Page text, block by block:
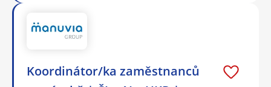
Koordinátor/ka zaměstnanců